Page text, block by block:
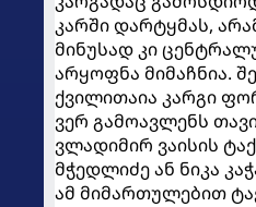
კარში დარტყმას,
მინუსად კი
არყოფნა მიმაჩნია.
ქვილითაია კარგი
ვერ გამოავლენს
ვლადიმირ ვაისის
მჭედლიძე ან ნიკა
ამ მიმართულებით